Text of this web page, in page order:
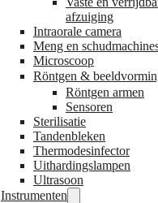
afzuiging
Intraorale camera
Meng en
Microscoop
Röntgen &
Röntgen armen
Sensoren
Sterilisatie
Tandenbleken
Thermodesinfector
Uithardingslampen
Ultrasoon
Instrumenten